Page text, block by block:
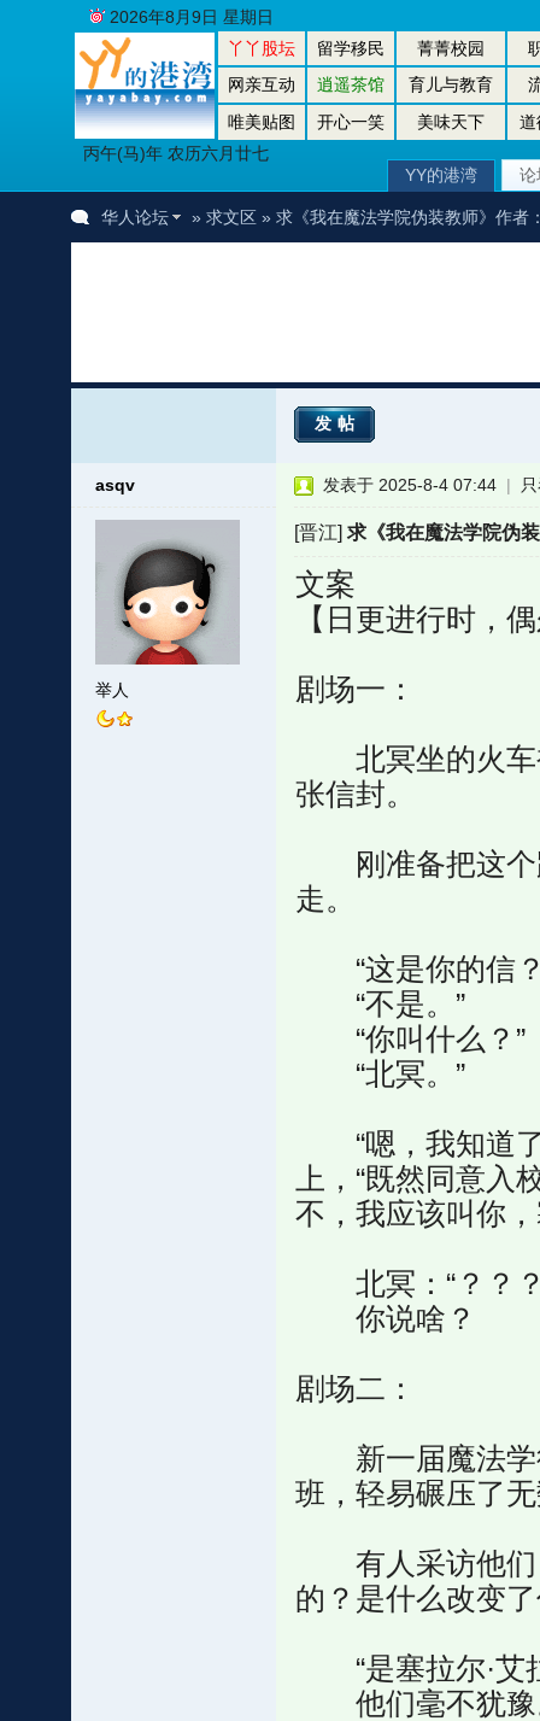
丫丫股坛 留学移民 菁菁校园
网亲互动
逍遥茶馆 育儿与教育
唯美贴图
开心一笑 美味天下
道
丙午(马)年 农历六月廿七
2026年8月9日 星期日
YY的港湾 论
华人论坛 » 求文区» 求《我在魔法学院伪装教师》作者
发帖
asqv
举人
发表于 2025-8-4 07:44 |
[晋江]求《我在魔法学院伪
文案
【日更进行时，
剧场一：
北冥坐的火车
张信封。
刚准备把这个
走。
“这是你的信
“不是。”
“你叫什么？”
“北冥。”
“嗯，我知道了
上，“既然同意
不，我应该叫你
北冥：“？？
你说啥？
剧场二：
新一届魔法学
班，轻易碾压了
有人采访他们
的？是什么改变了
“是塞拉尔·艾
他们毫不犹豫